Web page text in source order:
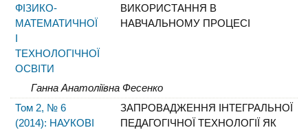
ФІЗИКО-
МАТЕМАТИЧНОЇ
І
ТЕХНОЛОГІЧНОЇ
ОСВІТИ
ВИКОРИСТАННЯ В
НАВЧАЛЬНОМУ ПРОЦЕСІ
Ганна Анатоліївна Фесенко
Том 2, № 6
(2014): НАУКОВІ
ЗАПРОВАДЖЕННЯ ІНТЕГРАЛЬНОЇ
ПЕДАГОГІЧНОЇ ТЕХНОЛОГІЇ ЯК